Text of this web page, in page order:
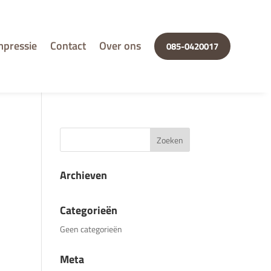
Contact Over ons 085-0420017
Archieven
Categorieën
Geen categorieën
Meta